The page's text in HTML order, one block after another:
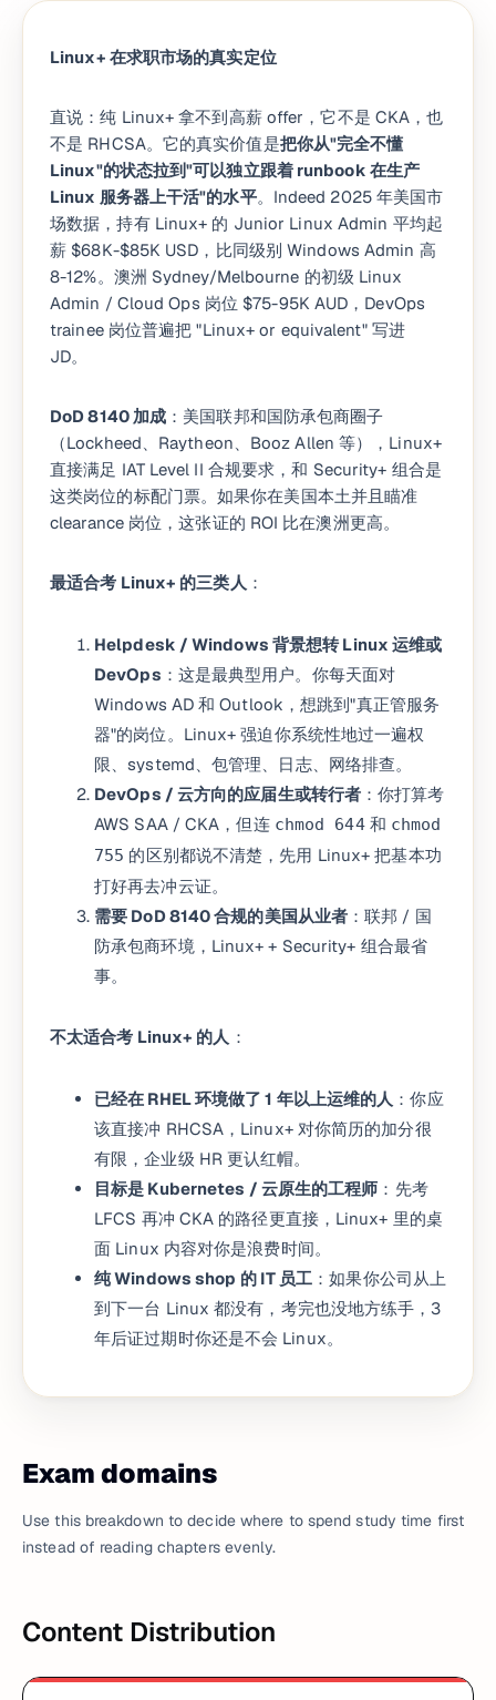
Linux+ 在求职市场的真实定位
直说：纯 Linux+ 拿不到高薪 offer，它不是 CKA，也
不是 RHCSA。它的真实价值是把你从"完全不懂
Linux"的状态拉到"可以独立跟着 runbook 在生产
Linux 服务器上干活"的水平。Indeed 2025 年美国市
场数据，持有 Linux+ 的 Junior Linux Admin 平均起
薪 $68K-$85K USD，比同级别 Windows Admin 高
8-12%。澳洲 Sydney/Melbourne 的初级 Linux
Admin / Cloud Ops 岗位 $75-95K AUD，DevOps
trainee 岗位普遍把 "Linux+ or equivalent" 写进
JD。
DoD 8140 加成 ：美国联邦和国防承包商圈子
（Lockheed、Raytheon、Booz Allen 等），Linux+
直接满足 IAT Level II 合规要求，和 Security+ 组合是
这类岗位的标配门票。如果你在美国本土并且瞄准
clearance 岗位，这张证的 ROI 比在澳洲更高。
最适合考 Linux+ 的三类人 ：
Helpdesk / Windows 背景想转 Linux 运维或
DevOps ：这是最典型用户。你每天面对
Windows AD 和 Outlook，想跳到"真正管服务
器"的岗位。Linux+ 强迫你系统性地过一遍权
限、systemd、包管理、日志、网络排查。
DevOps / 云方向的应届生或转行者 ：你打算考
AWS SAA / CKA，但连 chmod 644和 chmod
755 的区别都说不清楚，先用 Linux+ 把基本功
打好再去冲云证。
需要 DoD 8140 合规的美国从业者 ：联邦 / 国
防承包商环境，Linux+ + Security+ 组合最省
事。
不太适合考 Linux+ 的人 ：
已经在 RHEL 环境做了 1 年以上运维的人 ：你应
该直接冲 RHCSA，Linux+ 对你简历的加分很
有限，企业级 HR 更认红帽。
目标是 Kubernetes / 云原生的工程师 ：先考
LFCS 再冲 CKA 的路径更直接，Linux+ 里的桌
面 Linux 内容对你是浪费时间。
纯 Windows shop 的 IT 员工 ：如果你公司从上
到下一台 Linux 都没有，考完也没地方练手，3
年后证过期时你还是不会 Linux。
Exam domains
Use this breakdown to decide where to spend study time first
instead of reading chapters evenly.
Content Distribution